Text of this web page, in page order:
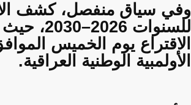
وفي سياق منفصل، كشف
الأولمبية الوطنية العراقية.